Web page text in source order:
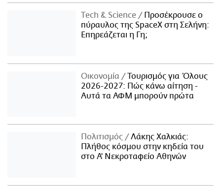
Τech & Science
Προσέκρουσε ο
πύραυλος της SpaceX στη Σελήνη:
Επηρεάζεται η Γη;
Οικονομία
Τουρισμός για Όλους
2026-2027: Πώς κάνω αίτηση -
Αυτά τα ΑΦΜ μπορούν πρώτα
Πολιτισμός
Λάκης Χαλκιάς:
Πλήθος κόσμου στην κηδεία του
στο Α' Νεκροταφείο Αθηνών